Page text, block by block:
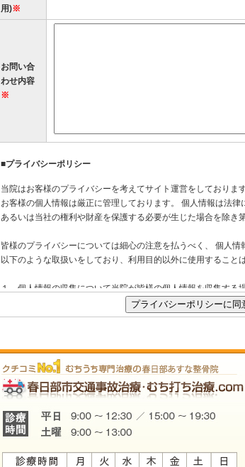
用)※
お問い合
わせ内容
※
■プライバシーポリシー
当院はお客様のプライバシーを考えてサイト運営をしております
お客様の個人情報は厳正に管理しております。 個人情報は法律
あるいは当社の権利や財産を保護する必要が生じた場合を除き
皆様のプライバシーについては細心の注意を払うべく、 個人情
以下のような取扱いをしており、利用目的以外に使用すること
１．個人情報の収集について当院が皆様の個人情報を収集す
行います。その他の目的に個人情報を利用する場合は利用目的
たします.
用目的の範囲を超えて使用いたしません。当院は、法令の定め
に提供いたしません。
◎ 個人を識別あるいは特定できない状態に加工して利用する場合
◎ 法令等により提供を要求された場合
３．個人情報の適正管理について